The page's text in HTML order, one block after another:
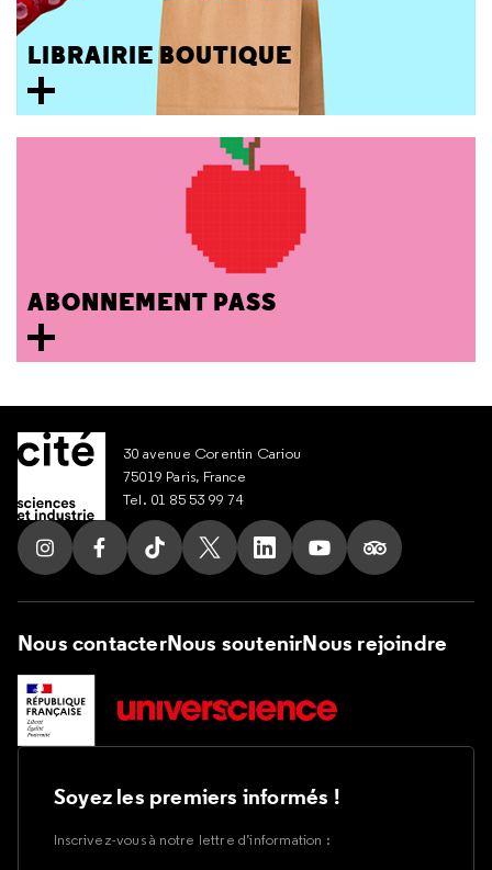
LIBRAIRIE BOUTIQUE
ABONNEMENT PASS
30 avenue Corentin Cariou
75019 Paris, France
Tel. 01 85 53 99 74
Suivez nous sur Instagram
Suivez nous sur Facebook
Suivez nous sur Tik Tok
Suivez nous sur X
Suivez nous sur LinkedIn
Suivez nous sur
Suivez nous
Nous contacterNous soutenirNous rejoindre
Soyez les premiers informés !
Inscrivez-vous à notre lettre d’information :